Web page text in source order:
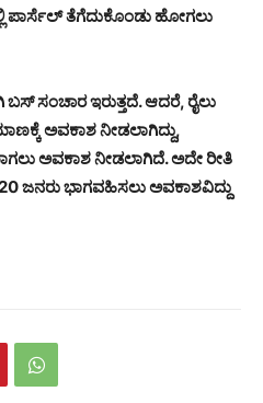
ಪಾರ್ಸೆಲ್ ತೆಗೆದುಕೊಂಡು ಹೋಗಲು
ಸಂಚಾರ ಇರುತ್ತದೆ. ಆದರೆ, ರೈಲು
ಅವಕಾಶ ನೀಡಲಾಗಿದ್ದು,
ಅವಕಾಶ ನೀಡಲಾಗಿದೆ. ಅದೇ ರೀತಿ
ಜನರು ಭಾಗವಹಿಸಲು ಅವಕಾಶವಿದ್ದು